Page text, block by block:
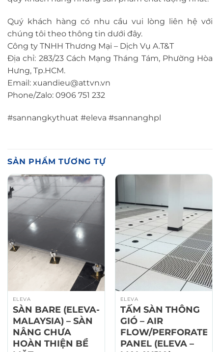
Quý khách hàng có nhu cầu vui lòng liên hệ với
chúng tôi theo thông tin dưới đây.
Công ty TNHH Thương Mại – Dịch Vụ A.T&T
Địa chỉ: 283/23 Cách Mạng Tháng Tám, Phường Hòa
Hưng, Tp.HCM.
Email: xuandieu@attvn.vn
Phone/Zalo: 0906 751 232
#sannangkythuat #eleva #sannanghpl
SẢN PHẨM TƯƠNG TỰ
ELEVA
SÀN BARE (ELEVA-
MALAYSIA) – SÀN
NÂNG CHƯA
HOÀN THIỆN BỀ
ELEVA
TẤM SÀN THÔNG
GIÓ – AIR
FLOW/PERFORATED
PANEL (ELEVA –